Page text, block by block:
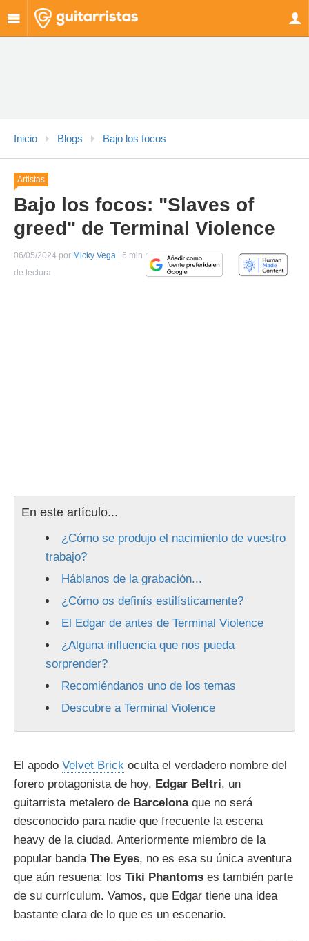
Inicio Blogs Bajo los focos
Artistas
Bajo los focos: "Slaves of
greed" de Terminal Violence
06/05/2024 por Micky Vega | 6 min
de lectura
En este artículo...
¿Cómo se produjo el nacimiento de vuestro
trabajo?
Háblanos de la grabación...
¿Cómo os definís estilísticamente?
El Edgar de antes de Terminal Violence
¿Alguna influencia que nos pueda
sorprender?
Recomiéndanos uno de los temas
Descubre a Terminal Violence
El apodo Velvet Brick oculta el verdadero nombre del
forero protagonista de hoy, Edgar Beltri, un
guitarrista metalero de Barcelonaque no será
desconocido para nadie que frecuente la escena
heavy de la ciudad. Anteriormente miembro de la
popular banda The Eyes, no es esa su única aventura
que aún resuena: los Tiki Phantoms es también parte
de su currículum. Vamos, que Edgar tiene una idea
bastante clara de lo que es un escenario.